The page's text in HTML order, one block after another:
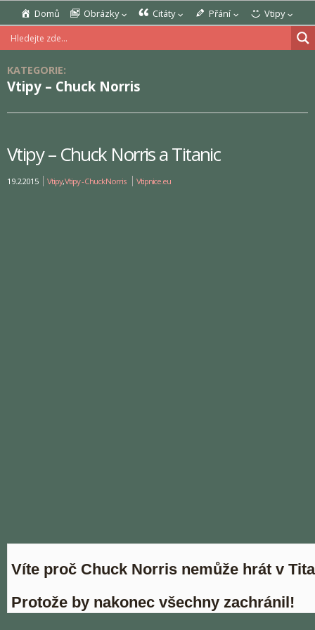
Domů Obrázky Citáty Přání Vtipy
KATEGORIE:
Vtipy – Chuck Norris
Vtipy – Chuck Norris a Titanic
19.2.2015 Vtipy,Vtipy - Chuck Norris Vtipnice.eu
Víte proč Chuck Norris nemůže hrát v
Protože by nakonec všechny zachránil!